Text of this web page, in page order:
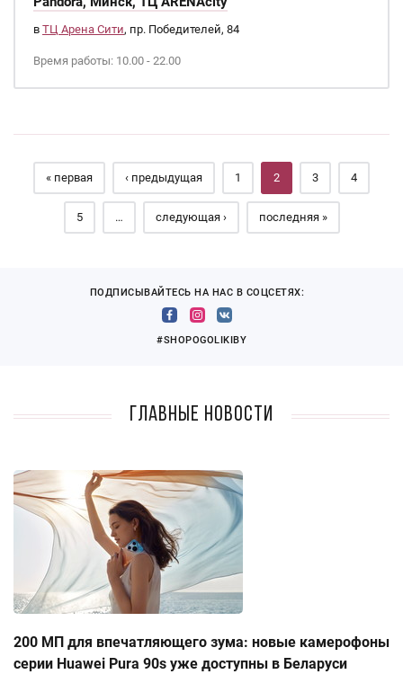
в ТЦ Арена Сити, пр. Победителей, 84
Время работы: 10.00 - 22.00
Страницы
« первая ‹ предыдущая 1 2 3 4
5 … следующая › последняя »
ПОДПИСЫВАЙТЕСЬ НА НАС В СОЦСЕТЯХ:
#SHOPOGOLIKIBY
Главные новости
200 МП для впечатляющего зума: новые камерофоны
серии Huawei Pura 90s уже доступны в Беларуси